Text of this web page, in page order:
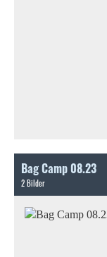
Bag Camp 08.23
2 Bilder